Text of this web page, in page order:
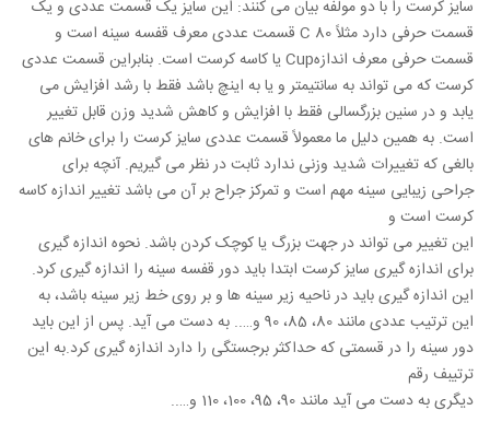
سایز کرست را با دو مولفه بیان می کنند: این سایز یک قسمت عددی و یک
قسمت حرفی دارد مثلاً C 80 قسمت عددی معرف قفسه سینه است و
قسمت حرفی معرف اندازهCup یا کاسه کرست است. بنابراین قسمت عددی
کرست که می تواند به سانتیمتر و یا به اینچ باشد فقط با رشد افزایش می
یابد و در سنین بزرگسالی فقط با افزایش و کاهش شدید وزن قابل تغییر
است. به همین دلیل ما معمولاً قسمت عددی سایز کرست را برای خانم های
بالغی که تغییرات شدید وزنی ندارد ثابت در نظر می گیریم. آنچه برای
جراحی زیبایی سینه مهم است و تمرکز جراح بر آن می باشد تغییر اندازه کاسه
کرست است و
این تغییر می تواند در جهت بزرگ یا کوچک کردن باشد. نحوه اندازه گیری
برای اندازه گیری سایز کرست ابتدا باید دور قفسه سینه را اندازه گیری کرد.
این اندازه گیری باید در ناحیه زیر سینه ها و بر روی خط زیر سینه باشد، به
این ترتیب عددی مانند 80، 85، 90 و….. به دست می آید. پس از این باید
دور سینه را در قسمتی که حداکثر برجستگی را دارد اندازه گیری کرد.به این
ترتیبف رقم
دیگری به دست می آید مانند 90، 95، 100، 110 و…..